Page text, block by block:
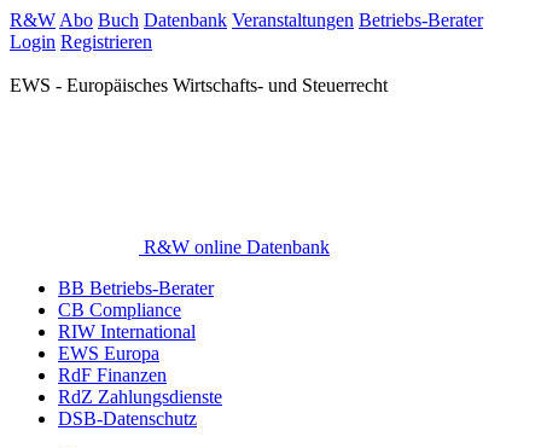
R&W Abo Buch Datenbank Veranstaltungen Betriebs-Berater
Login Registrieren
EWS - Europäisches Wirtschafts- und Steuerrecht
R&W online Datenbank
BB Betriebs-Berater
CB Compliance
RIW International
EWS Europa
RdF Finanzen
RdZ Zahlungsdienste
DSB-Datenschutz